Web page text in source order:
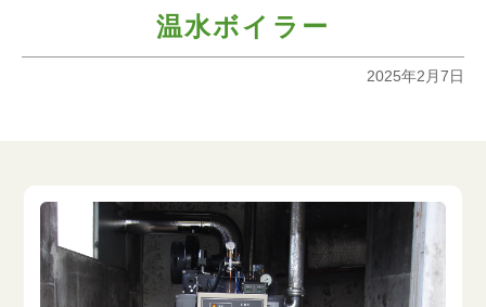
温水ボイラー
2025年2月7日
よくあるご質問
採用情報